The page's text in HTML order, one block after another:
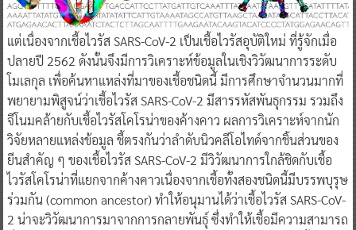
แต่เนื่องจากเชื้อไวรัส SARS-CoV-2 เป็นเชื้อไวรัสอุบัติใหม่ ที่รู้จักเมื่อ
ปลายปี 2562 ดังนั้นจึงมีการวิเคราะห์ข้อมูลในเชิงวิวัฒนาการระดับ
โมเลกุล เพื่อค้นหาแหล่งที่มาของเชื้อชนิดนี้ มีการศึกษาจำนวนมากที่
พยายามพิสูจน์ว่าเชื้อไวรัส SARS-CoV-2 มีสารรหัสพันธุกรรม รวมถึง
จีโนมคล้ายกับเชื้อไวรัสโคโรน่าของค้างคาว ผลการวิเคราะห์จากนัก
วิจัยหลายแหล่งข้อมูล ชี้ตรงกันว่าลำดับนิวคลีโอไทด์จากชิ้นส่วนของ
ยีนสำคัญ ๆ ของเชื้อไวรัส SARS-CoV-2 มีวิวัฒนาการใกล้ชิดกับเชื้อ
ไวรัสโคโรน่าที่แยกจากค้างคาวเนื่องจากเชื้อทั้งสองชนิดนี้มีบรรพบุรุษ
ร่วมกัน (common ancestor) ทำให้อนุมานได้ว่าเชื้อไวรัส SARS-CoV-
2 น่าจะวิวัฒนาการมาจากการกลายพันธุ์ ซึ่งทำให้เชื้อมีความสามารถ